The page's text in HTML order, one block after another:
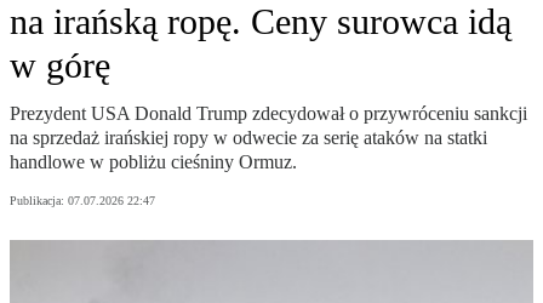
na irańską ropę. Ceny surowca idą
w górę
Prezydent USA Donald Trump zdecydował o przywróceniu sankcji
na sprzedaż irańskiej ropy w odwecie za serię ataków na statki
handlowe w pobliżu cieśniny Ormuz.
Publikacja: 07.07.2026 22:47